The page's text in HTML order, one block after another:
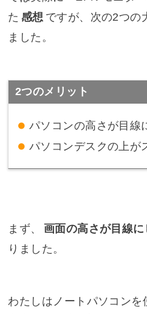
た 感想 ですが、次の2つの
ました。
2つのメリット
パソコンの高さが目線
パソコンデスクの上が
まず、 画面の高さが目線に
りました。
わたしはノートパソコンを